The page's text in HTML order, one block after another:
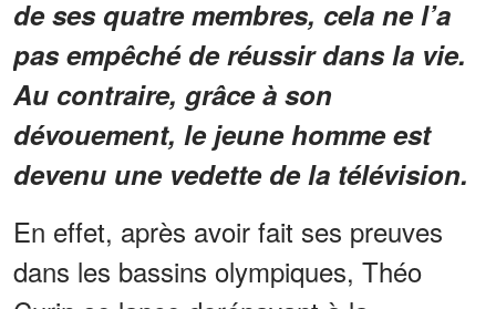
de ses quatre membres, cela ne l’a
pas empêché de réussir dans la vie.
Au contraire, grâce à son
dévouement, le jeune homme est
devenu une vedette de la télévision.
En effet, après avoir fait ses preuves
dans les bassins olympiques, Théo